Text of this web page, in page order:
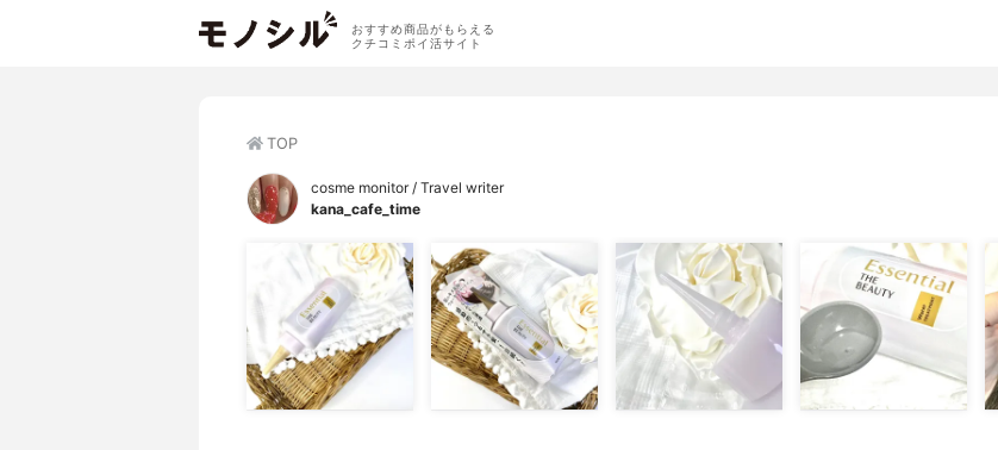
おすすめ商品がもらえる
クチコミポイ活サイト
TOP
cosme monitor / Travel writer
kana_cafe_time